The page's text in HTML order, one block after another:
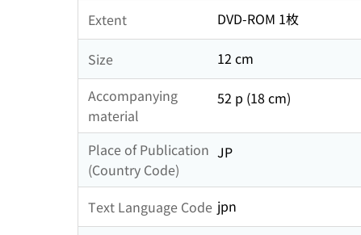
Extent DVD-ROM 1枚
Size
12 cm
Accompanying
material
52 p (18 cm)
Place of Publication
(Country Code)
JP
Text Language Code jpn